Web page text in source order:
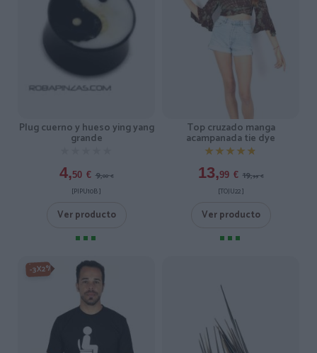
Plug cuerno y hueso ying yang
grande
4,50 € 9,00 €
[PIPU10B ]
Ver producto
Top cruzado manga
acampanada tie dye
★★★★★
★★★★★
13,99 € 19,99 €
[TOJU22 ]
Ver producto
-3X2%